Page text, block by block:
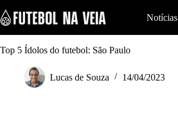
k
i
p
t
Notícias
Top 5 Ídolos do futebol: São Paulo
Lucas de Souza 14/04/2023